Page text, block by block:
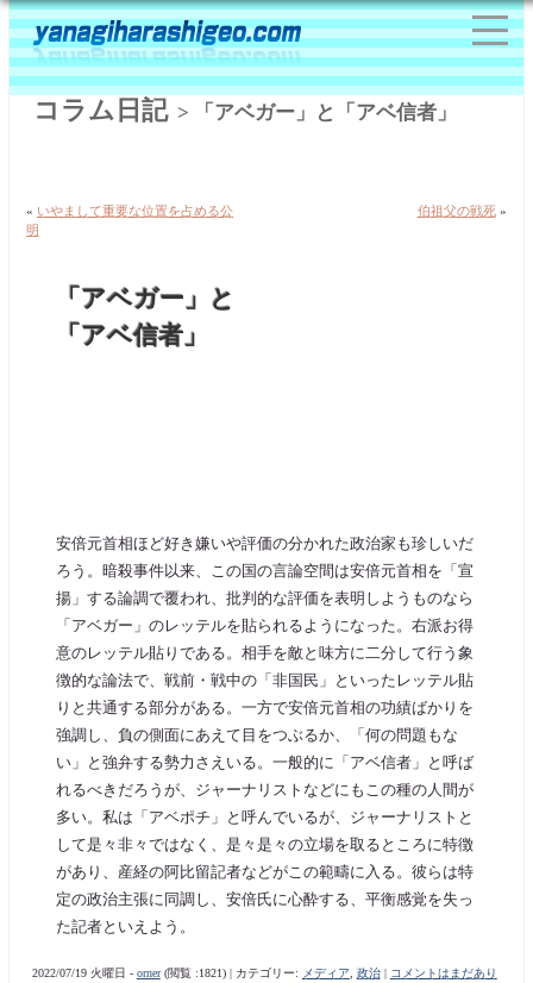
コラム日記> 「アベガー」と「アベ信者」
« いやまして重要な位置を占める公
明
伯祖父の戦死»
「アベガー」と
「アベ信者」
安倍元首相ほど好き嫌いや評価の分かれた政治家も珍しいだ
ろう。暗殺事件以来、この国の言論空間は安倍元首相を「宣
揚」する論調で覆われ、批判的な評価を表明しようものなら
「アベガー」のレッテルを貼られるようになった。右派お得
意のレッテル貼りである。相手を敵と味方に二分して行う象
徴的な論法で、戦前・戦中の「非国民」といったレッテル貼
りと共通する部分がある。一方で安倍元首相の功績ばかりを
強調し、負の側面にあえて目をつぶるか、「何の問題もな
い」と強弁する勢力さえいる。一般的に「アベ信者」と呼ば
れるべきだろうが、ジャーナリストなどにもこの種の人間が
多い。私は「アベポチ」と呼んでいるが、ジャーナリストと
して是々非々ではなく、是々是々の立場を取るところに特徴
があり、産経の阿比留記者などがこの範疇に入る。彼らは特
定の政治主張に同調し、安倍氏に心酔する、平衡感覚を失っ
た記者といえよう。
2022/07/19 火曜日 - orner(閲覧 :1821) | カテゴリー: メディア, 政治|
コメントはまだあり